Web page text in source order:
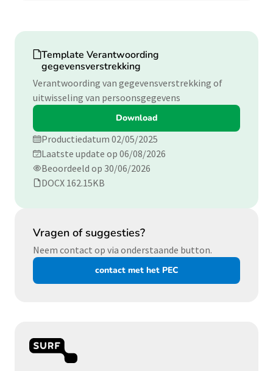
Download
Template Verantwoording
gegevensverstrekking
Verantwoording van gegevensverstrekking of
uitwisseling van persoonsgegevens
Download
Productiedatum 02/05/2025
Laatste update op 06/08/2026
Beoordeeld op 30/06/2026
DOCX 162.15KB
Vragen of suggesties?
Neem contact op via onderstaande button.
contact met het PEC